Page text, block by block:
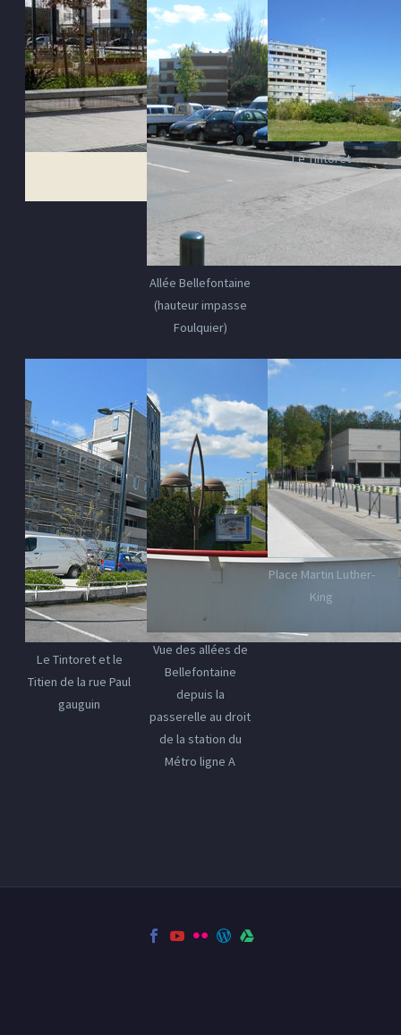
Allée Bellefontaine
(hauteur impasse
Foulquier)
Le Tintoret
Le Tintoret et le
Titien de la rue Paul
gauguin
Vue des allées de
Bellefontaine
depuis la
passerelle au droit
de la station du
Métro ligne A
Place Martin Luther-
King